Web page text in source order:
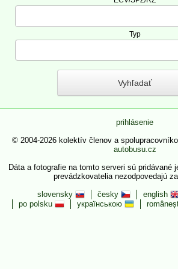
Typ
prihlásenie
© 2004-2026 kolektív členov a
autobusu.cz
Dáta a fotografie na tomto serveri sú pridávané
prevádzkovatelia nezodpovedajú
slovensky
česky english
po polsku
українською